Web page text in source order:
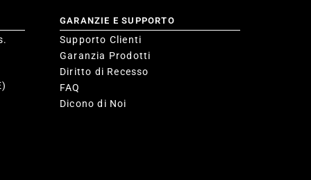
GARANZIE E SUPPORTO
Supporto Clienti
Garanzia Prodotti
Diritto di Recesso
FAQ
Dicono di Noi